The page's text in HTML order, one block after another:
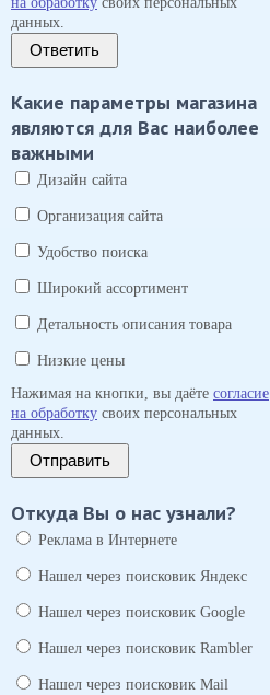
данных.
Ответить
Какие параметры магазина
являются для Вас наиболее
важными
Дизайн сайта
Организация сайта
Удобство поиска
Широкий ассортимент
Детальность описания товара
Низкие цены
Нажимая на кнопки, вы даёте согласие
на обработку своих персональных
данных.
Отправить
Откуда Вы о нас узнали?
Реклама в Интернете
Нашел через поисковик Яндекс
Нашел через поисковик Google
Нашел через поисковик Rambler
Нашел через поисковик Mail